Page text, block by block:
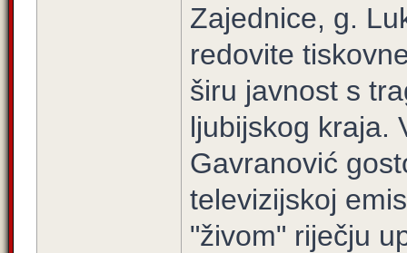
Zajednice, g.
redovite
širu javnost s
ljubijskog kraja.
Gavranović
televizijskoj
"živom" riječju